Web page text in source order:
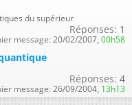
du supérieur
Réponses: 1
message: 20/02/2007, 00h58
Réponses: 4
message: 26/09/2004, 13h13